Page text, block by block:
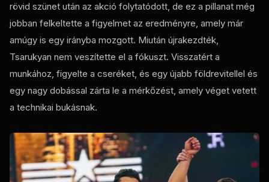
rövid szünet után az akció folytatódott, de ez a pillanat még
jobban felkeltette a figyelmet az eredményre, amely már
amúgy is egy irányba mozgott. Miután újrakezdték,
Tsarukyan nem veszítette el a fókuszt. Visszatért a
munkához, figyelte a cseréket, és egy újabb földrevitellel és
egy nagy dobással zárta le a mérkőzést, amely véget vetett
a technikai bukásnak.